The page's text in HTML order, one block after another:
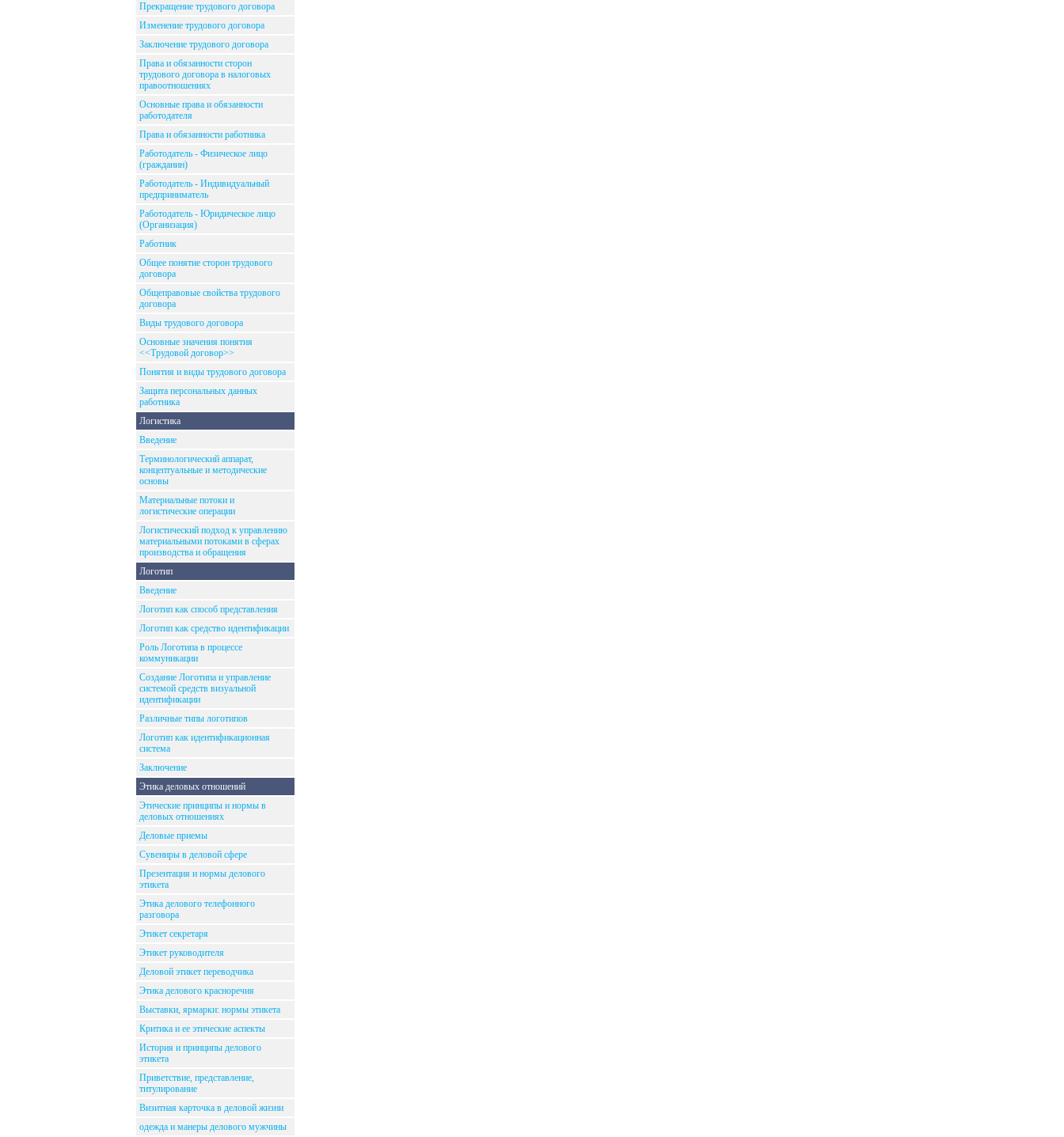
Прекращение трудового договора
Изменение трудового договора
Заключение трудового договора
Права и обязанности сторон
трудового договора в налоговых
правоотношениях
Основные права и обязанности
работодателя
Права и обязанности работника
Работодатель - Физическое лицо
(гражданин)
Работодатель - Индивидуальный
предприниматель
Работодатель - Юридическое лицо
(Организация)
Работник
Общее понятие сторон трудового
договора
Общеправовые свойства трудового
договора
Виды трудового договора
Основные значения понятия
<<Трудовой договор>>
Понятия и виды трудового договора
Защита персональных данных
работника
Логистика
Введение
Терминологический аппарат,
концептуальные и методические
основы
Материальные потоки и
логистические операции
Логистический подход к управлению
материальными потоками в сферах
производства и обращения
Логотип
Введение
Логотип как способ представления
Логотип как средство идентификации
Роль Логотипа в процессе
коммуникации
Создание Логотипа и управление
системой средств визуальной
идентификации
Различные типы логотипов
Логотип как идентификационная
система
Заключение
Этика деловых отношений
Этические принципы и нормы в
деловых отношениях
Деловые приемы
Сувениры в деловой сфере
Презентация и нормы делового
этикета
Этика делового телефонного
разговора
Этикет секретаря
Этикет руководителя
Деловой этикет переводчика
Этика делового красноречия
Выставки, ярмарки: нормы этикета
Критика и ее этические аспекты
История и принципы делового
этикета
Приветствие, представление,
титулирование
Визитная карточка в деловой жизни
одежда и манеры делового мужчины